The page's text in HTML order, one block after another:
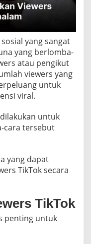
yang sangat
yang berlomba-
atau pengikut
viewers yang
untuk
viral.
untuk
cara tersebut
yang dapat
TikTok secara
TikTok
penting untuk